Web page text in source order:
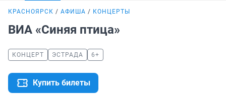
КРАСНОЯРСК АФИША КОНЦЕРТЫ
ВИА «Синяя птица»
КОНЦЕРТ ЭСТРАДА 6+
Купить билеты